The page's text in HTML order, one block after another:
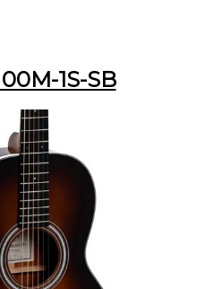
1S-SB